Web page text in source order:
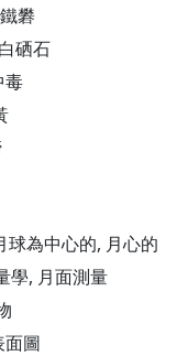
礬
硒石
毒
球為中心的, 月心的
學, 月面測量
面圖